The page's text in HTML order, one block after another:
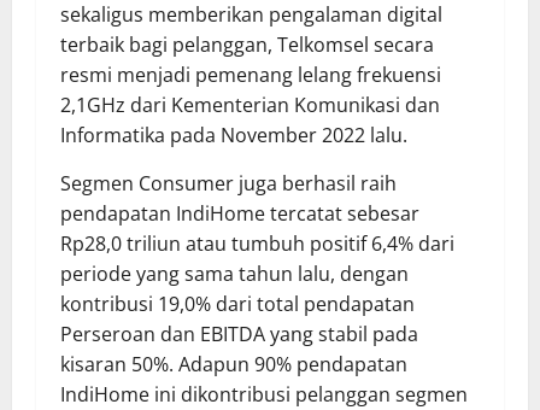
sekaligus memberikan pengalaman digital
terbaik bagi pelanggan, Telkomsel secara
resmi menjadi pemenang lelang frekuensi
2,1GHz dari Kementerian Komunikasi dan
Informatika pada November 2022 lalu.
Segmen Consumer juga berhasil raih
pendapatan IndiHome tercatat sebesar
Rp28,0 triliun atau tumbuh positif 6,4% dari
periode yang sama tahun lalu, dengan
kontribusi 19,0% dari total pendapatan
Perseroan dan EBITDA yang stabil pada
kisaran 50%. Adapun 90% pendapatan
IndiHome ini dikontribusi pelanggan segmen